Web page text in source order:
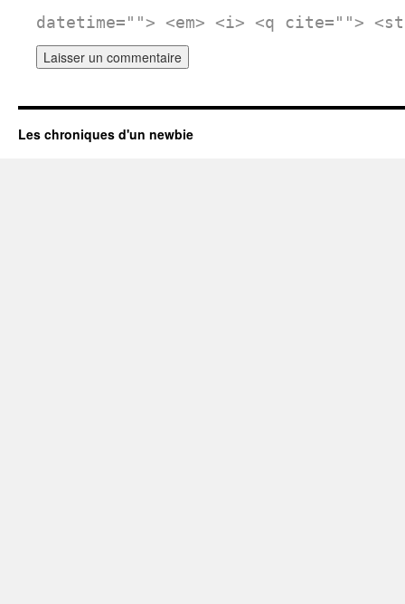
datetime=""> <em> <i> <q cite="">
Les chroniques d'un newbie